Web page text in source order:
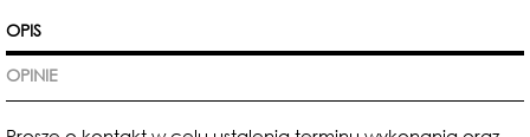
OPIS
OPINIE